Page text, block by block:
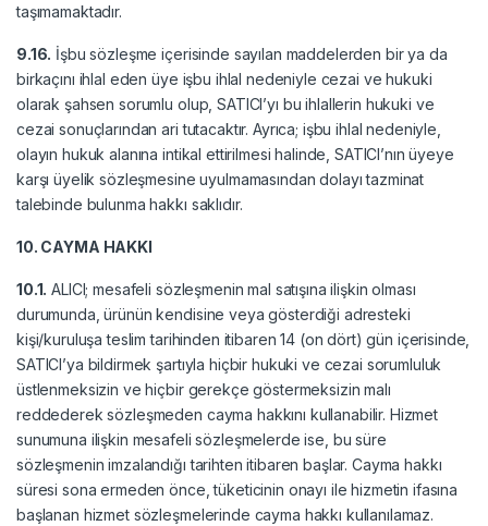
taşımamaktadır.
9.16. İşbu sözleşme içerisinde sayılan maddelerden bir ya da
birkaçını ihlal eden üye işbu ihlal nedeniyle cezai ve hukuki
olarak şahsen sorumlu olup, SATICI’yı bu ihlallerin hukuki ve
cezai sonuçlarından ari tutacaktır. Ayrıca; işbu ihlal nedeniyle,
olayın hukuk alanına intikal ettirilmesi halinde, SATICI’nın üyeye
karşı üyelik sözleşmesine uyulmamasından dolayı tazminat
talebinde bulunma hakkı saklıdır.
10. CAYMA HAKKI
10.1. ALICI; mesafeli sözleşmenin mal satışına ilişkin olması
durumunda, ürünün kendisine veya gösterdiği adresteki
kişi/kuruluşa teslim tarihinden itibaren 14 (on dört) gün içerisinde,
SATICI’ya bildirmek şartıyla hiçbir hukuki ve cezai sorumluluk
üstlenmeksizin ve hiçbir gerekçe göstermeksizin malı
reddederek sözleşmeden cayma hakkını kullanabilir. Hizmet
sunumuna ilişkin mesafeli sözleşmelerde ise, bu süre
sözleşmenin imzalandığı tarihten itibaren başlar. Cayma hakkı
süresi sona ermeden önce, tüketicinin onayı ile hizmetin ifasına
başlanan hizmet sözleşmelerinde cayma hakkı kullanılamaz.